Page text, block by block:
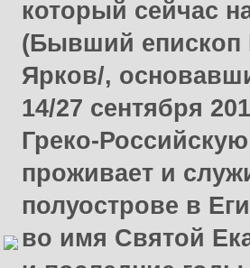
который сейчас
(Бывший епископ
Ярков/,
14/27 сентября
Греко-
проживает и
полуострове в
во имя Святой